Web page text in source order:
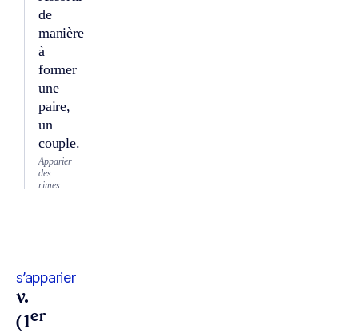
de
manière
à
former
une
paire,
un
couple.
Apparier
des
rimes.
s’apparier
v.
(1er